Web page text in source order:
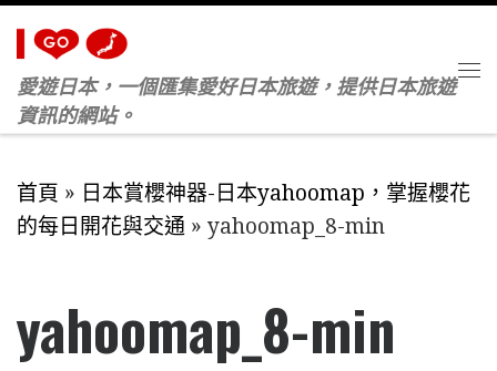
Skip to content
愛遊日本，一個匯集愛好日本旅遊，提供日本旅遊
資訊的網站。
首頁 » 日本賞櫻神器-日本yahoomap，掌握櫻花
的每日開花與交通 » yahoomap_8-min
yahoomap_8-min